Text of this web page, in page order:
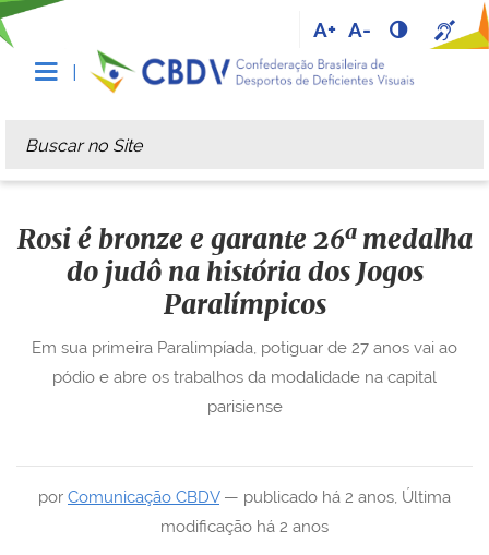
A+ A-
Busca
Busca Avançada…
Rosi é bronze e garante 26ª medalha
do judô na história dos Jogos
Paralímpicos
por Comunicação CBDV— publicado há 2 anos, Última
modificação há 2 anos
Em sua primeira Paralimpíada, potiguar de 27 anos vai ao
pódio e abre os trabalhos da modalidade na capital
parisiense